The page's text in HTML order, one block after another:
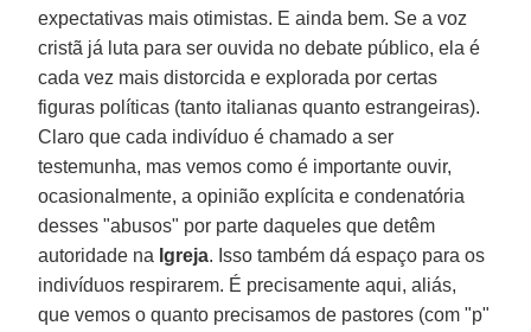
expectativas mais otimistas. E ainda bem. Se a voz
cristã já luta para ser ouvida no debate público, ela é
cada vez mais distorcida e explorada por certas
figuras políticas (tanto italianas quanto estrangeiras).
Claro que cada indivíduo é chamado a ser
testemunha, mas vemos como é importante ouvir,
ocasionalmente, a opinião explícita e condenatória
desses "abusos" por parte daqueles que detêm
autoridade na Igreja. Isso também dá espaço para os
indivíduos respirarem. É precisamente aqui, aliás,
que vemos o quanto precisamos de pastores (com "p"